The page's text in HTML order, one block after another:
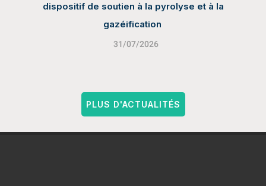
dispositif de soutien à la pyrolyse et à la
gazéification
31/07/2026
PLUS D'ACTUALITÉS